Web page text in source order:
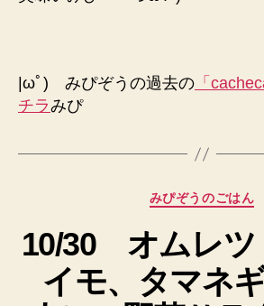
|ωﾟ) みぴぞうの過去の 「
チラみぴ
カ
リ
ー
みぴぞうのごはん
10/30 オムレツ
イモ、タマネ